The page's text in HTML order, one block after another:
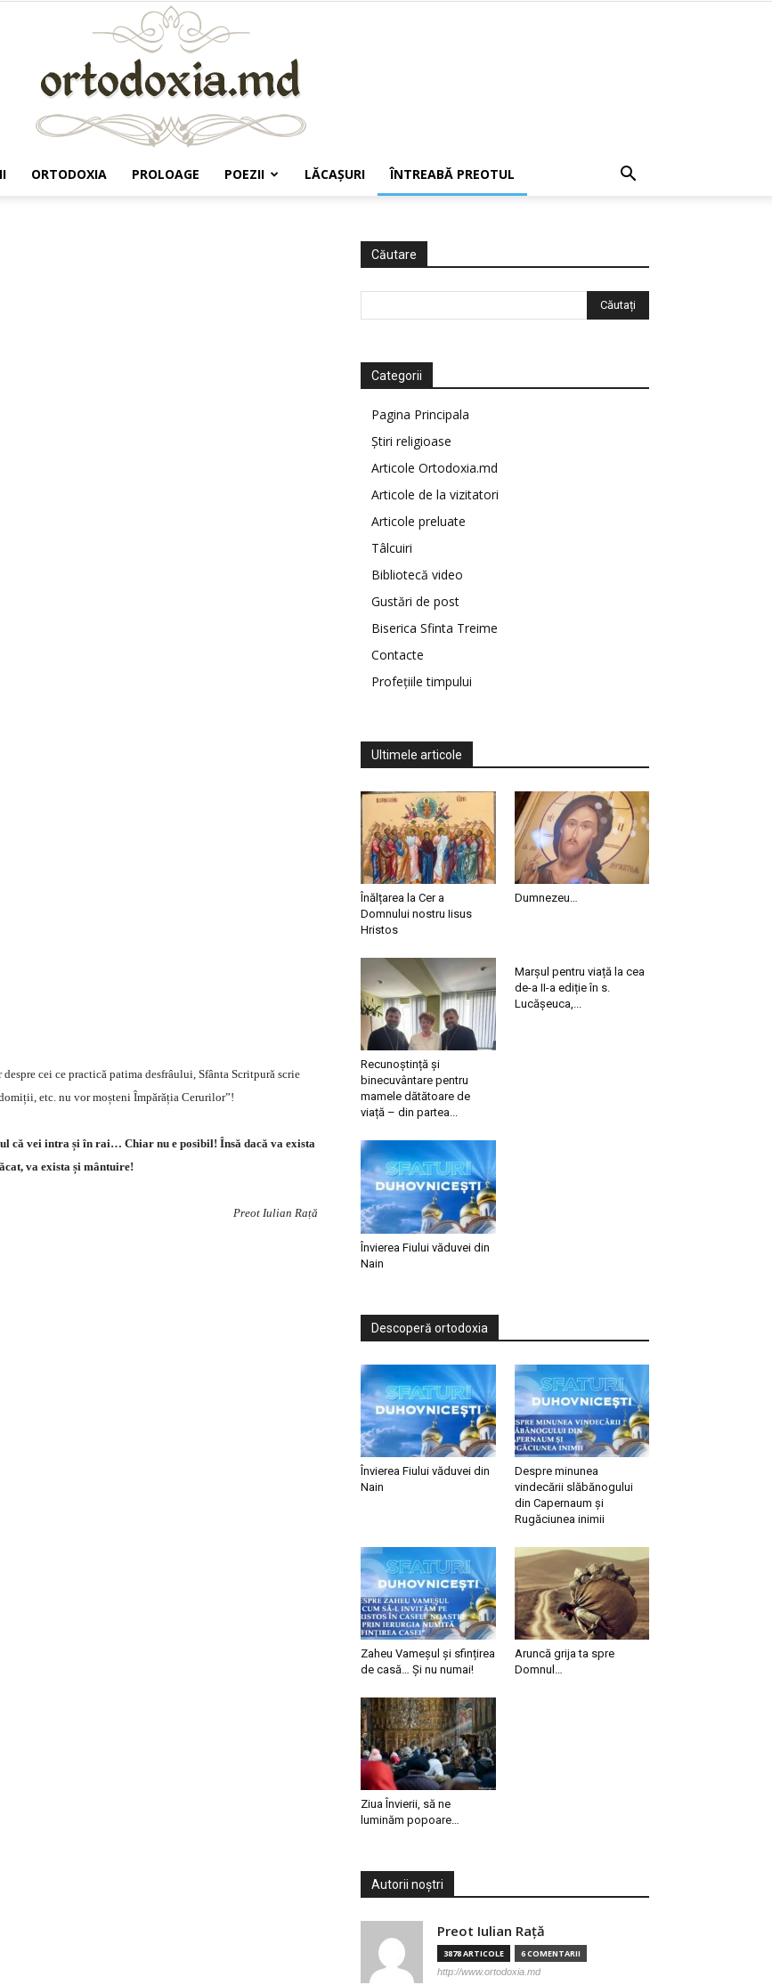
ORTODOXIA PROLOAGE POEZII LĂCAŞURI ÎNTREABĂ PREOTUL
cei ce practică patima desfrâului, Sfânta Scritpură scrie
etc. nu vor moșteni Împărăția Cerurilor”!
că vei intra și în rai… Chiar nu e posibil! Însă dacă va exista
va exista și mântuire!
Preot Iulian Rață
Căutare
Categorii
Pagina Principala
Știri religioase
Articole Ortodoxia.md
Articole de la vizitatori
Articole preluate
Tâlcuiri
Bibliotecă video
Gustări de post
Biserica Sfinta Treime
Contacte
Profețiile timpului
Ultimele articole
Înălțarea la Cer a
Domnului nostru Iisus
Hristos
Dumnezeu…
Recunoștință și
binecuvântare pentru
mamele dătătoare de
viață – din partea...
Marșul pentru viață la cea
de-a II-a ediție în s.
Lucășeuca,...
Învierea Fiului văduvei din
Nain
Descoperă ortodoxia
Învierea Fiului văduvei din
Nain
Despre minunea
vindecării slăbănogului
din Capernaum și
Rugăciunea inimii
Zaheu Vameșul și sfințirea
de casă… Și nu numai!
Aruncă grija ta spre
Domnul…
Ziua Învierii, să ne
luminăm popoare…
Autorii noștri
Preot Iulian Raţă
3878 ARTICOLE 6 COMENTARII
http://www.ortodoxia.md